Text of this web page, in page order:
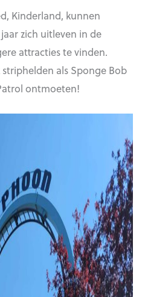
Kinderland, kunnen
zich uitleven in de
attracties te vinden.
als Sponge Bob
ontmoeten!